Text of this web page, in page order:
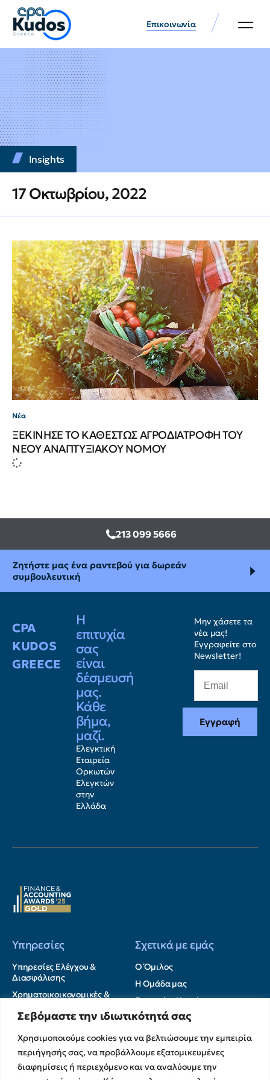
Σεβόμαστε την ιδιωτικότητά σας
Χρησιμοποιούμε cookies για να βελτιώσουμε την εμπειρία
περιήγησής σας, να προβάλλουμε εξατομικευμένες
διαφημίσεις ή περιεχόμενο και να αναλύουμε την
Επικοινωνία
Insights
17 Οκτωβρίου, 2022
Νέα
ΞΕΚΙΝΗΣΕ ΤΟ ΚΑΘΕΣΤΩΣ ΑΓΡΟΔΙΑΤΡΟΦΗ ΤΟΥ
ΝΕΟΥ ΑΝΑΠΤΥΞΙΑΚΟΥ ΝΟΜΟΥ
213 099 5666
Ζητήστε μας ένα ραντεβού για δωρεάν
συμβουλευτική
CPA
KUDOS
GREECE
Η
επιτυχία
σας
είναι
δέσμευσή
μας.
Κάθε
βήμα,
μαζί.
Ελεγκτική
Εταιρεία
Ορκωτών
Ελεγκτών
στην
Ελλάδα
Μην χάσετε τα
νέα μας!
Εγγραφείτε στο
Newsletter!
Εγγραφή
Υπηρεσίες
Υπηρεσίες Ελέγχου &
Διασφάλισης
Χρηματοικοικονομικές &
Υπηρεσίες Ανάπτυξης και
Καινοτομίας
Λογιστικές & Φορολογικές
Υπηρεσίες
Σχετικά με εμάς
Ο Όμιλος
Η Ομάδα μας
Ευκαιρίες Καριέρας
Στρατηγικές Συνεργασίες
Memberships
Εκθέσεις Διαφάνειας
Επικοινωνία